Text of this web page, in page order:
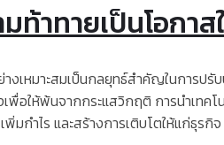
ท้าทายเป็นโอกา
เหมาะสมเป็นกลยุทธ์สำคัญในการปรั
พื่อให้พ้นจากกระแสวิกฤติ การนำเทค
มกำไร และสร้างการเติบโตให้แก่ธุรกิจ